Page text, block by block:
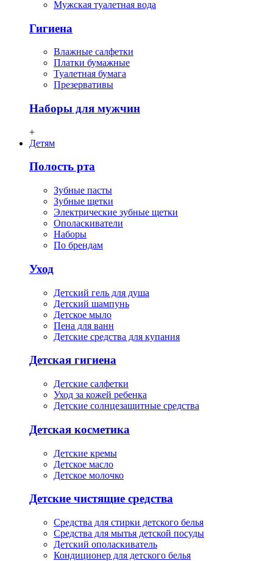
Мужская туалетная вода
Гигиена
Влажные салфетки
Платки бумажные
Туалетная бумага
Презервативы
Наборы для мужчин
+
Детям
Полость рта
Зубные пасты
Зубные щетки
Электрические зубные щетки
Ополаскиватели
Наборы
По брендам
Уход
Детский гель для душа
Детский шампунь
Детское мыло
Пена для ванн
Детские средства для купания
Детская гигиена
Детские салфетки
Уход за кожей ребенка
Детские солнцезащитные средства
Детская косметика
Детские кремы
Детское масло
Детское молочко
Детские чистящие средства
Средства для стирки детского белья
Средства для мытья детской посуды
Детский ополаскиватель
Кондиционер для детского белья